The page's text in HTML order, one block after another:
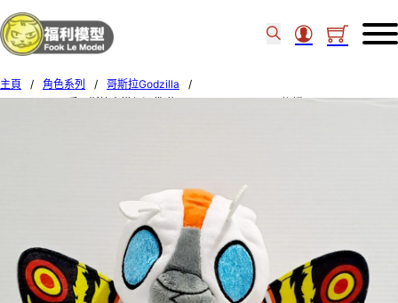
主頁 / 角色系列 / 哥斯拉Godzilla
/